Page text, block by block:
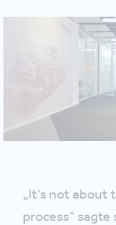
„It’s not about
process” sagte